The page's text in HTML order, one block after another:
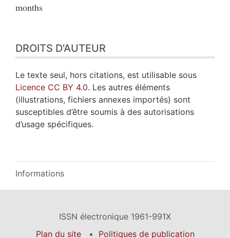
months
DROITS D'AUTEUR
Le texte seul, hors citations, est utilisable sous
Licence CC BY 4.0. Les autres éléments
(illustrations, fichiers annexes importés) sont
susceptibles d’être soumis à des autorisations
d’usage spécifiques.
Informations
ISSN électronique 1961-991X
Plan du site
Politiques de publication